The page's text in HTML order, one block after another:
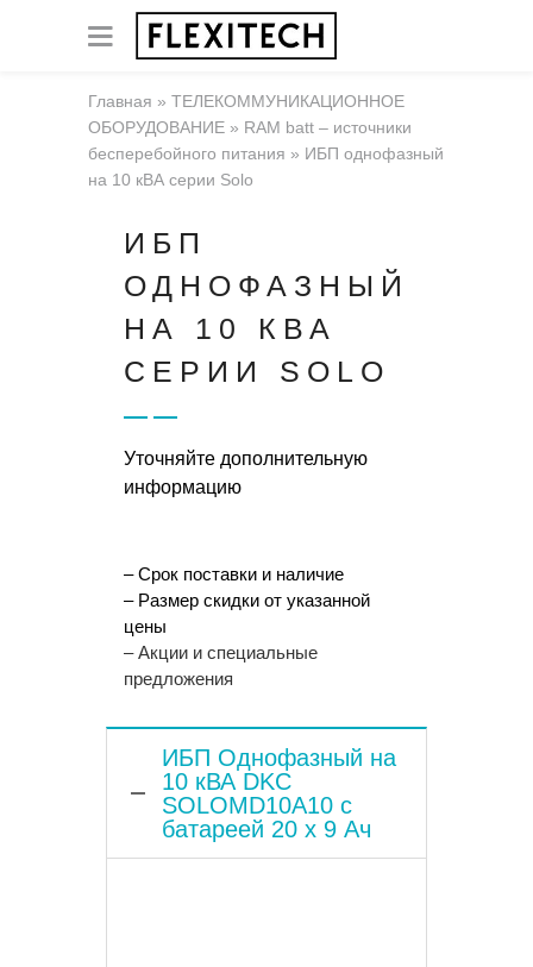
Главная » ТЕЛЕКОММУНИКАЦИОННОЕ
ОБОРУДОВАНИЕ » RAM batt – источники
бесперебойного питания » ИБП однофазный
на 10 кВА серии Solo
ИБП
ОДНОФАЗНЫЙ
НА 10 КВА
СЕРИИ SOLO
Уточняйте дополнительную
информацию
– Срок поставки и наличие
– Размер скидки от указанной
цены
– Акции и специальные
предложения
ИБП Однофазный на
10 кВА DKC
SOLOMD10A10 с
батареей 20 x 9 Ач